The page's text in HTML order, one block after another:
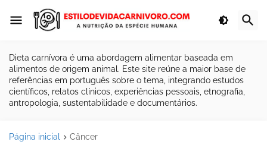
Dieta carnívora é uma abordagem alimentar baseada em
alimentos de origem animal. Este site reúne a maior base de
referências em português sobre o tema, integrando estudos
científicos, relatos clínicos, experiências pessoais, etnografia,
antropologia, sustentabilidade e documentários.
Página inicial Câncer